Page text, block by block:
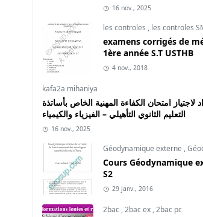
16 nov., 2025
les controles , les controles
examens corrigés de
1ère année S.T USTHB
4 nov., 2018
kafa2a mihaniya
لاجتياز امتحان الكفاءة المهنية الخاص بأساتذة
التعليم الثانوي التأهيلي – الفيزياء والكيمياء
16 nov., 2025
Géodynamique externe ,
Cours Géodynamique
S2
29 janv., 2016
2bac,2bac ex,2bac pc